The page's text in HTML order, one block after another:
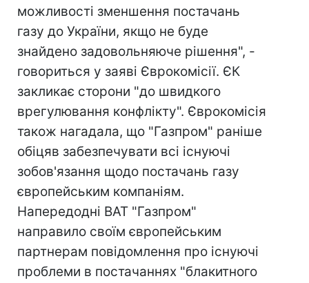
можливості зменшення постачань
газу до України, якщо не буде
знайдено задовольняюче рішення", -
говориться у заяві Єврокомісії. ЄК
закликає сторони "до швидкого
врегулювання конфлікту". Єврокомісія
також нагадала, що "Газпром" раніше
обіцяв забезпечувати всі існуючі
зобов'язання щодо постачань газу
європейським компаніям.
Напередодні ВАТ "Газпром"
направило своїм європейським
партнерам повідомлення про існуючі
проблеми в постачаннях "блакитного